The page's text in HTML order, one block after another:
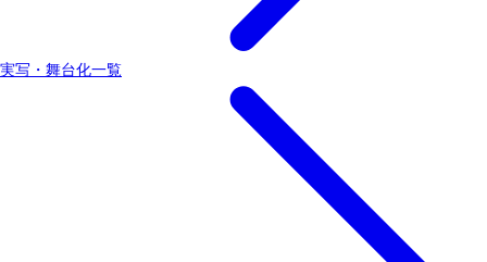
実写・舞台化一覧